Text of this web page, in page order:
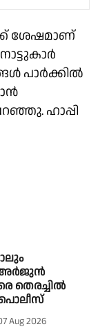
ശേഷമാണ്
പാർക്കിൽ
ഹാപ്പി
അർജുൻ
തെരച്ചിൽ
Aug 2026